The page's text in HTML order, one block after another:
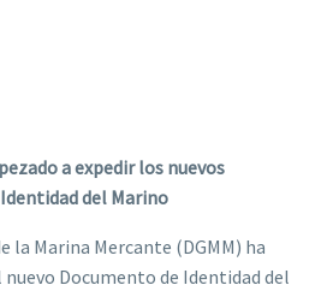
a expedir los nuevos
del Marino
la Marina Mercante (DGMM) ha
Documento de Identidad del